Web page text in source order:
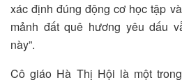
xác định đúng động cơ học tập
mảnh đất quê hương yêu dấu
này”.
Cô giáo Hà Thị Hội là một